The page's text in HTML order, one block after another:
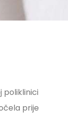
poliklinici
prije